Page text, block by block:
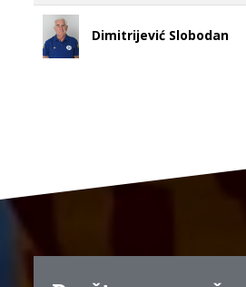
Dimitrijević Slobodan